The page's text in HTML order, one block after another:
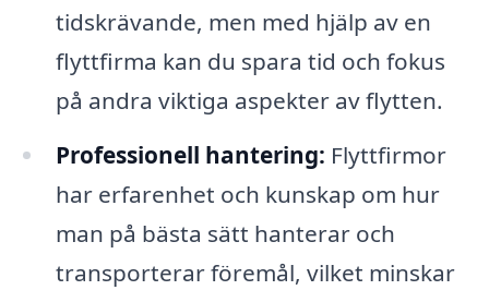
tidskrävande, men med hjälp av en
flyttfirma kan du spara tid och fokus
på andra viktiga aspekter av flytten.
Professionell hantering: Flyttfirmor
har erfarenhet och kunskap om hur
man på bästa sätt hanterar och
transporterar föremål, vilket minskar